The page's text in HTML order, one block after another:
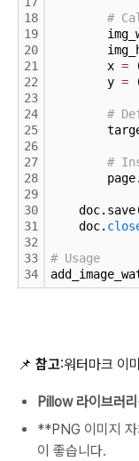
18
19
20
21
22
23
24
25
26
27
28
29
30
31
32
33
34
#
x =
y =
#
#
doc.
# Usage
📌 참고:워터마크 이
Pillow 라이브러리
**PNG 이미지
이 좋습니다.